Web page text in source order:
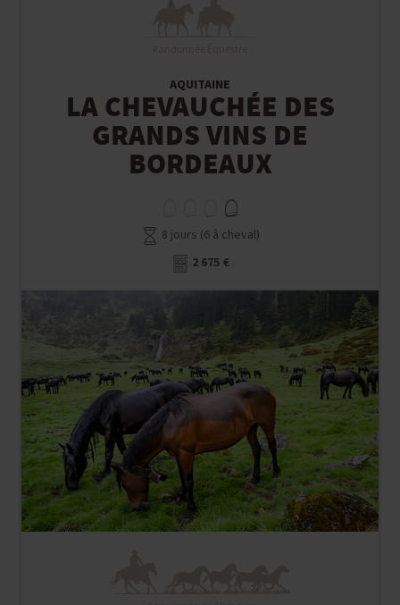
AQUITAINE
LA CHEVAUCHÉE DES
GRANDS VINS DE
BORDEAUX
8 jours (6 à cheval)
2 675 €